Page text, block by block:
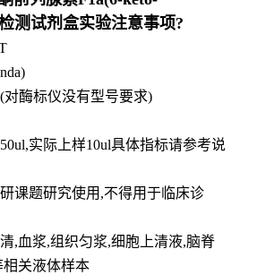
测试剂盒实验注意事项?
酶标仪没有型号要求)
ul,实际上样10ul具体指标请参考说
课题研究使用,不得用于临床诊
,血浆,组织匀浆,细胞上清液,脑脊
相关液体样本